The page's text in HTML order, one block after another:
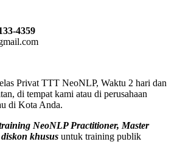
4359
Privat TTT NeoNLP, Waktu 2 hari dan
di tempat kami atau di perusahaan
di Kota Anda.
NeoNLP Practitioner, Master
diskon khusus untuk training publik